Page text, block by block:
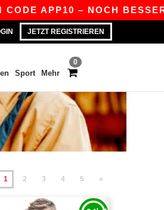
– NOCH BESSERE
JETZT REGISTRIEREN
0
Sport Mehr
1 2 3 4 5 »